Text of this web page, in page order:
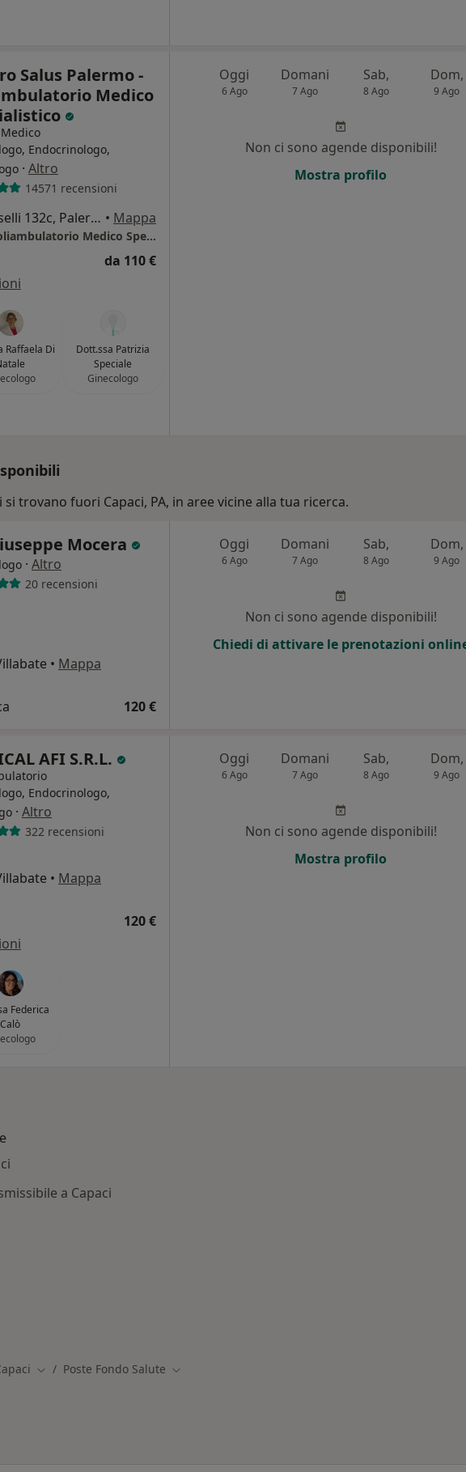
Salus Palermo -
Medico
Endocrinologo,
· Altro
14571 recensioni
Via Maggiore Pietro Toselli 132c, Palermo • Mappa
Centro Salus Palermo - Poliambulatorio Medico Specialistico
da 110 €
Raffaela Di
Dott.ssa Patrizia
Speciale
Ginecologo
Oggi
6 Ago
Domani
7 Ago
Sab,
8 Ago
Dom,
9 Ago
Non ci sono agende disponibili!
Mostra profilo
trovano fuori Capaci, PA, in aree vicine alla tua ricerca.
Mocera
· Altro
20 recensioni
• Mappa
120 €
Oggi
6 Ago
Domani
7 Ago
Sab,
8 Ago
Dom,
9 Ago
Non ci sono agende disponibili!
Chiedi di attivare le prenotazioni
AFI S.R.L.
Endocrinologo,
· Altro
322 recensioni
• Mappa
120 €
Federica
Calò
Oggi
6 Ago
Domani
7 Ago
Sab,
8 Ago
Dom,
9 Ago
Non ci sono agende disponibili!
Mostra profilo
a Capaci
città Cambia città
Poste Fondo Salute Cambia città